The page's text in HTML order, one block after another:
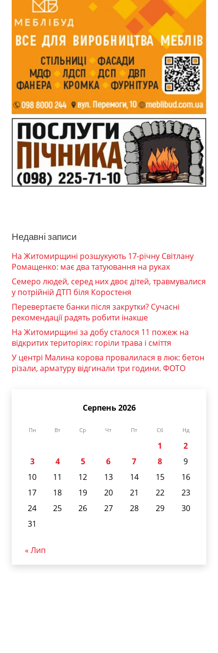
Недавні записи
На Житомирщині розшукують 17-річну Світлану
Ромащенко: має два татуювання на руках
Семеро людей, серед них двоє дітей, травмувалися
у потрійній ДТП біля Коростеня
Перевертаєте банки після закрутки? Сучасні
рекомендації радять робити інакше
На Житомирщині за добу сталося 11 пожеж на
відкритих територіях: горіли трава і сміття
У центрі Малина корова провалилася в люк: бетон
різали, арматуру відгинали три години. ФОТО
Серпень 2026
Пн Вт Ср Чт Пт Сб Нд
1
2
3
4 5 6 7 8
9
10
11 12 13 14 15
16
17
18 19 20 21 22
23
24
25 26 27 28 29
30
31
« Лип